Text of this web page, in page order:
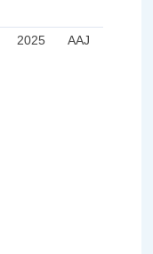
2025 AAJ